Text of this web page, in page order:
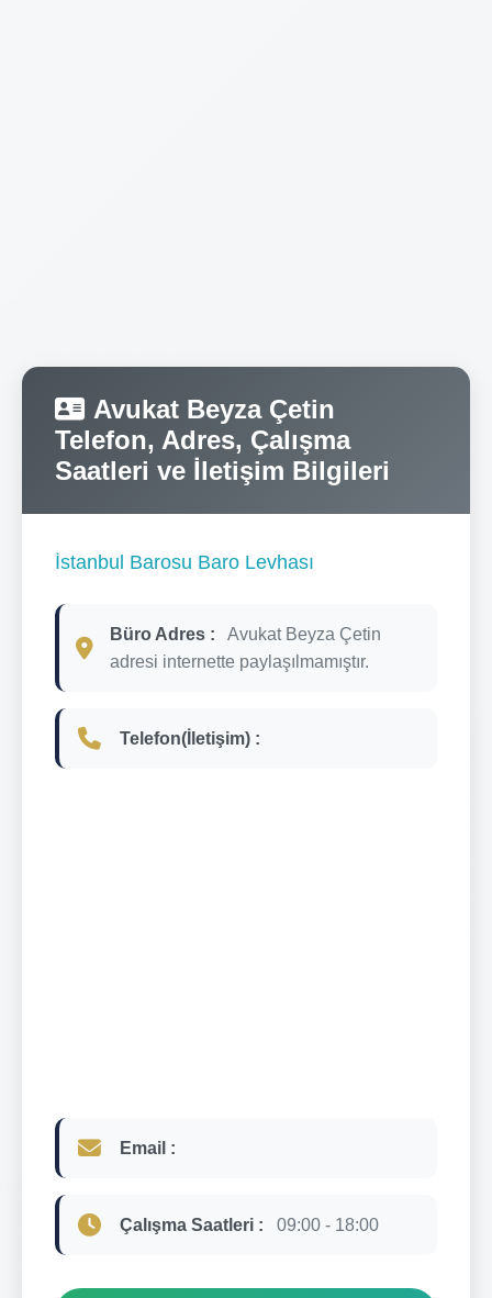
Avukat Beyza Çetin
Telefon, Adres, Çalışma
Saatleri ve İletişim Bilgileri
İstanbul Barosu Baro Levhası
Büro Adres :
Avukat Beyza Çetin
adresi internette paylaşılmamıştır.
Telefon(İletişim) :
Email :
Çalışma Saatleri : 09:00 - 18:00